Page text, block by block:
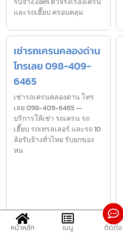
และรถเฮี๊ยบ ครอบคลุม
เช่ารถเครนคลองด่าน
โทรเลย 098-409-
6465
เช่ารถเครนคลองด่าน โทร
เลย 098-409-6465 —
บริการให้เช่า รถเครน รถ
เฮี๊ยบ รถเทรลเลอร์ และรถ 10
ล้อรับจ้างทั่วไทย รับยกของ
หน
หน้าหลัก เมนู ติดต่อ